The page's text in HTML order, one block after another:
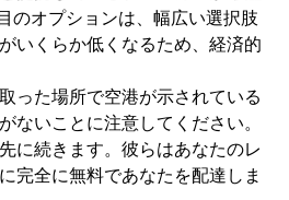
のオプションは、幅広い選択肢
いくらか低くなるため、経済的
った場所で空港が示されている
ないことに注意してください。
に続きます。彼らはあなたのレ
完全に無料であなたを配達しま